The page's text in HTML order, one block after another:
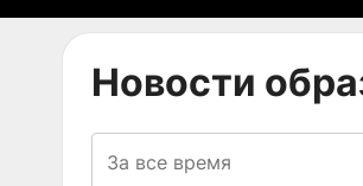
Новости